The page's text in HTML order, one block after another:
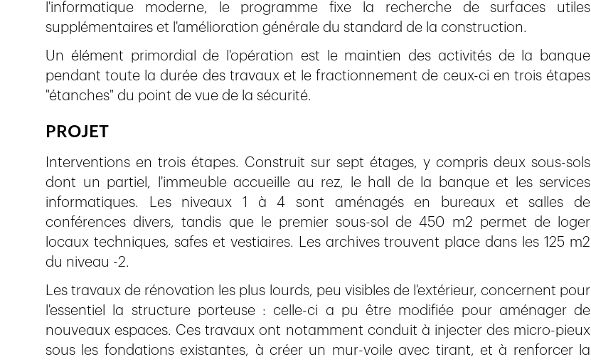
l'informatique moderne, le programme fixe la recherche de surfaces utiles
supplémentaires et l'amélioration générale du standard de la construction.
Un élément primordial de l'opération est le maintien des activités de la banque
pendant toute la durée des travaux et le fractionnement de ceux-ci en trois étapes
"étanches" du point de vue de la sécurité.
PROJET
Interventions en trois étapes. Construit sur sept étages, y compris deux sous-sols
dont un partiel, l'immeuble accueille au rez, le hall de la banque et les services
informatiques. Les niveaux 1 à 4 sont aménagés en bureaux et salles de
conférences divers, tandis que le premier sous-sol de 450 m2 permet de loger
locaux techniques, safes et vestiaires. Les archives trouvent place dans les 125 m2
du niveau -2.
Les travaux de rénovation les plus lourds, peu visibles de l'extérieur, concernent pour
l'essentiel la structure porteuse : celle-ci a pu être modifiée pour aménager de
nouveaux espaces. Ces travaux ont notamment conduit à injecter des micro-pieux
sous les fondations existantes, à créer un mur-voile avec tirant, et à renforcer la